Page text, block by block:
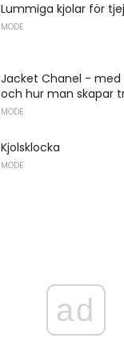
Lummiga kjolar för
MODE
Jacket Chanel - med
och hur man skapar
MODE
Kjolsklocka
MODE
ad